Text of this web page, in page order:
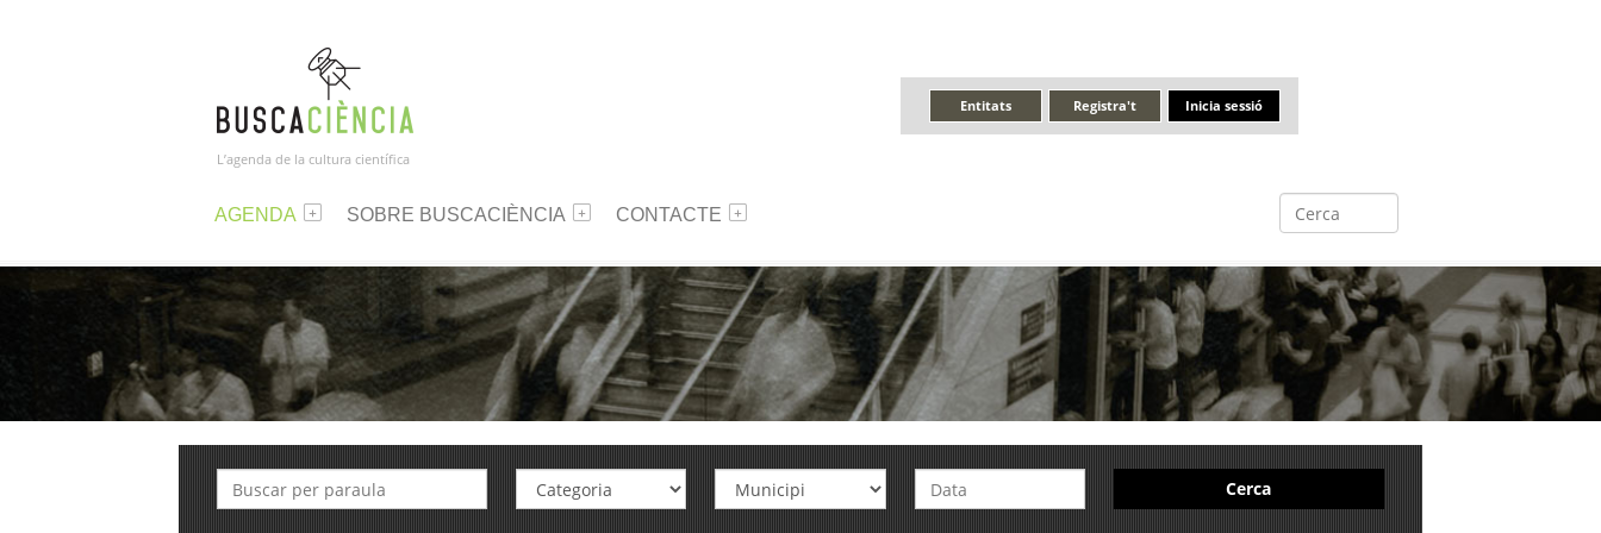
L’agenda de la cultura científica
Inicia sessió
Registra't
Entitats
AGENDA SOBRE BUSCACIÈNCIA CONTACTE
Cerca